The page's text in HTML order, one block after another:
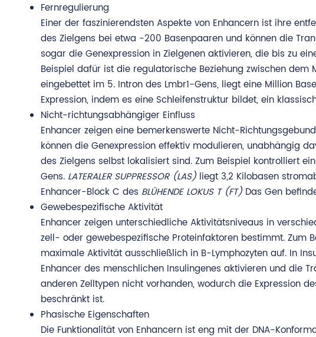
Fernregulierung
Einer der faszinierendsten Aspekte von Enhancern ist ihre
des Zielgens bei etwa -200 Basenpaaren und können die
sogar die Genexpression in Zielgenen aktivieren, die bis zu
Beispiel dafür ist die regulatorische Beziehung zwischen dem
eingebettet im 5. Intron des Lmbr1-Gens, liegt eine Million
Expression, indem es eine Schleifenstruktur bildet, ein
Nicht-richtungsabhängiger Einfluss
Enhancer zeigen eine bemerkenswerte Nicht-
können die Genexpression effektiv modulieren, unabhängig
des Zielgens selbst lokalisiert sind. Zum Beispiel kontrolliert
Gens. LATERALER SUPPRESSOR (LAS) liegt 3,2 Kilobasen
Enhancer-Block C des BLÜHENDE LOKUS T (FT) Das Gen
Gewebespezifische Aktivität
Enhancer zeigen unterschiedliche Aktivitätsniveaus in
zell- oder gewebespezifische Proteinfaktoren bestimmt. Zum
maximale Aktivität ausschließlich in B-Lymphozyten auf. In
Enhancer des menschlichen Insulingenes aktivieren und die
anderen Zelltypen nicht vorhanden, wodurch die Expression
beschränkt ist.
Phasische Eigenschaften
Die Funktionalität von Enhancern ist eng mit der DNA-